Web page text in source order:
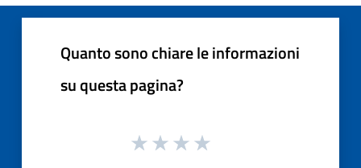
Quanto sono chiare le informazioni
su questa pagina?